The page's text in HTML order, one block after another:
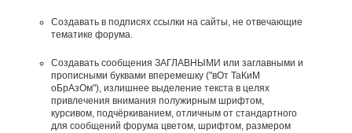
Создавать в подписях ссылки на сайты, не отвечающие
тематике форума.
Cоздавать сообщения ЗАГЛАВНЫМИ или заглавными и
прописными буквами вперемешку ("вОт ТаКиМ
оБрАзОм"), излишнее выделение текста в целях
привлечения внимания полужирным шрифтом,
курсивом, подчёркиванием, отличным от стандартного
для сообщений форума цветом, шрифтом, размером